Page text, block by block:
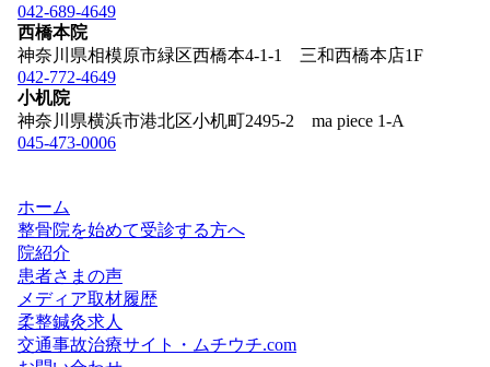
042-689-4649
西橋本院
神奈川県相模原市緑区西橋本4-1-1 三和西橋本店1F
042-772-4649
小机院
神奈川県横浜市港北区小机町2495-2 ma piece 1-A
045-473-0006
ホーム
整骨院を始めて受診する方へ
院紹介
患者さまの声
メディア取材履歴
柔整鍼灸求人
交通事故治療サイト・ムチウチ.com